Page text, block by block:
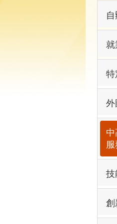
就
特
外
服
技
創